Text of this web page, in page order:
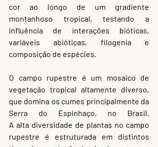
cor ao longo de um gradiente
montanhoso tropical, testando a
influência de interações bióticas,
variáveis abióticas, filogenia e
composição de espécies.
O campo rupestre é um mosaico de
vegetação tropical altamente diverso,
que domina os cumes principalmente da
Serra do Espinhaço, no Brasil.
A alta diversidade de plantas no campo
rupestre é estruturada em distintos